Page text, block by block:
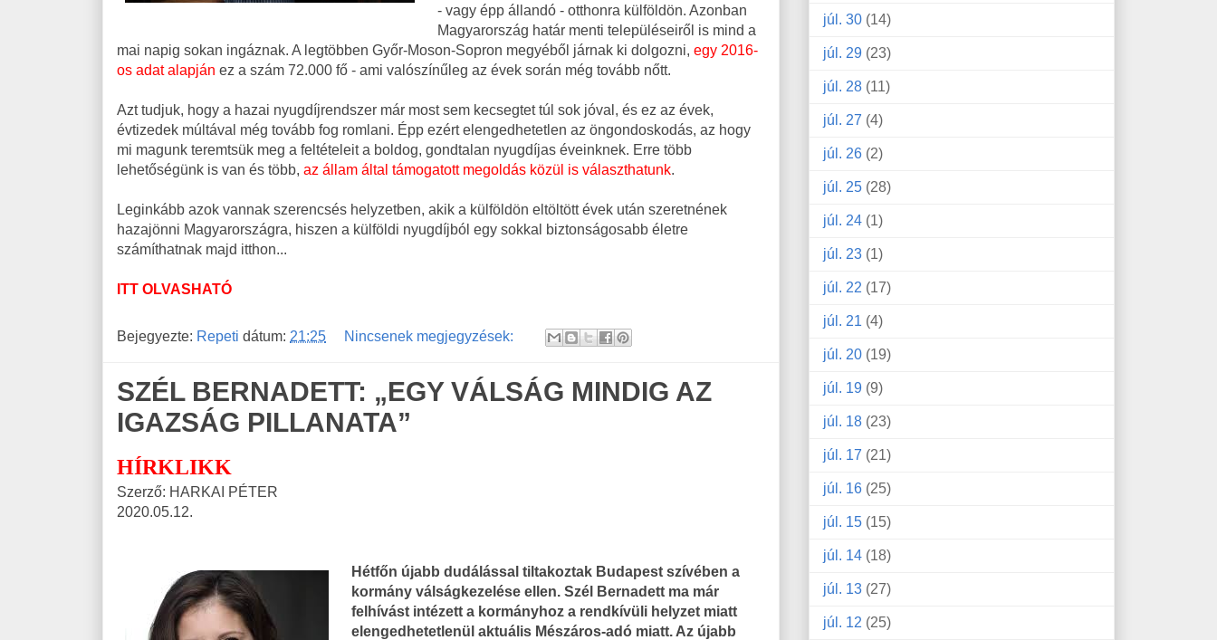
- vagy épp állandó - otthonra külföldön. Azonban
Magyarország határ menti településeiről is mind a
mai napig sokan ingáznak. A legtöbben Győr-Moson-Sopron megyéből járnak ki dolgozni, egy 2016-
os adat alapján ez a szám 72.000 fő - ami valószínűleg az évek során még tovább nőtt.
Azt tudjuk, hogy a hazai nyugdíjrendszer már most sem kecsegtet túl sok jóval, és ez az évek,
évtizedek múltával még tovább fog romlani. Épp ezért elengedhetetlen az öngondoskodás, az hogy
mi magunk teremtsük meg a feltételeit a boldog, gondtalan nyugdíjas éveinknek. Erre több
lehetőségünk is van és több, az állam által támogatott megoldás közül is választhatunk.
Leginkább azok vannak szerencsés helyzetben, akik a külföldön eltöltött évek után szeretnének
hazajönni Magyarországra, hiszen a külföldi nyugdíjból egy sokkal biztonságosabb életre
számíthatnak majd itthon...
ITT OLVASHATÓ
Bejegyezte: Repeti dátum: 21:25 Nincsenek megjegyzések:
SZÉL BERNADETT: „EGY VÁLSÁG MINDIG AZ
IGAZSÁG PILLANATA”
HÍRKLIKK
Szerző: HARKAI PÉTER
2020.05.12.
Hétfőn újabb dudálással tiltakoztak Budapest szívében a
kormány válságkezelése ellen. Szél Bernadett ma már
felhívást intézett a kormányhoz a rendkívüli helyzet miatt
elengedhetetlenül aktuális Mészáros-adó miatt. Az újabb
júl. 30 (14)
júl. 29 (23)
júl. 28 (11)
júl. 27 (4)
júl. 26 (2)
júl. 25 (28)
júl. 24 (1)
júl. 23 (1)
júl. 22 (17)
júl. 21 (4)
júl. 20 (19)
júl. 19 (9)
júl. 18 (23)
júl. 17 (21)
júl. 16 (25)
júl. 15 (15)
júl. 14 (18)
júl. 13 (27)
júl. 12 (25)